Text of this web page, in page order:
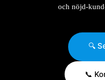
och nöjd-
🔍
📞